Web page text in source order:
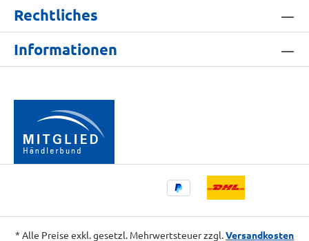
Rechtliches
Informationen
* Alle Preise exkl. gesetzl. Mehrwertsteuer zzgl.Versandkosten